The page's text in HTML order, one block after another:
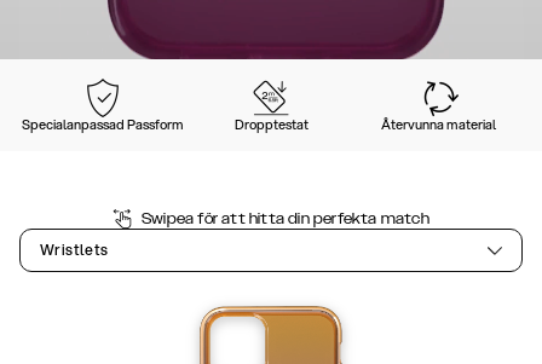
Specialanpassad Passform Dropptestat Återvunna material
Swipea för att hitta din perfekta match
Wristlets